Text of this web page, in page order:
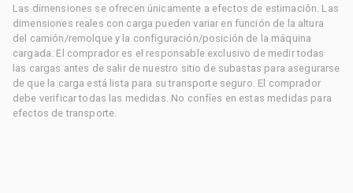
Las dimensiones se ofrecen únicamente a efectos de estimación. Las
dimensiones reales con carga pueden variar en función de la altura
del camión/remolque y la configuración/posición de la máquina
cargada. El comprador es el responsable exclusivo de medir todas
las cargas antes de salir de nuestro sitio de subastas para asegurarse
de que la carga está lista para su transporte seguro. El comprador
debe verificar todas las medidas. No confíes en estas medidas para
efectos de transporte.